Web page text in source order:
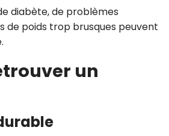
diabète, de problèmes
de poids trop brusques peuvent
un